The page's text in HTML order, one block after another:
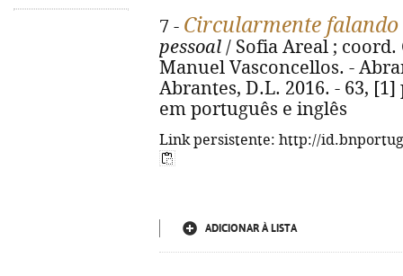
7 - Circularmente falando
pessoal / Sofia Areal ; coord.
Manuel Vasconcellos. -
Abrantes, D.L. 2016. - 63,
em português e inglês
Link persistente: http://
ADICIONAR À LISTA